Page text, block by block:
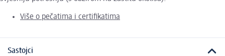
Više o pečatima i certifikatima
Sastojci